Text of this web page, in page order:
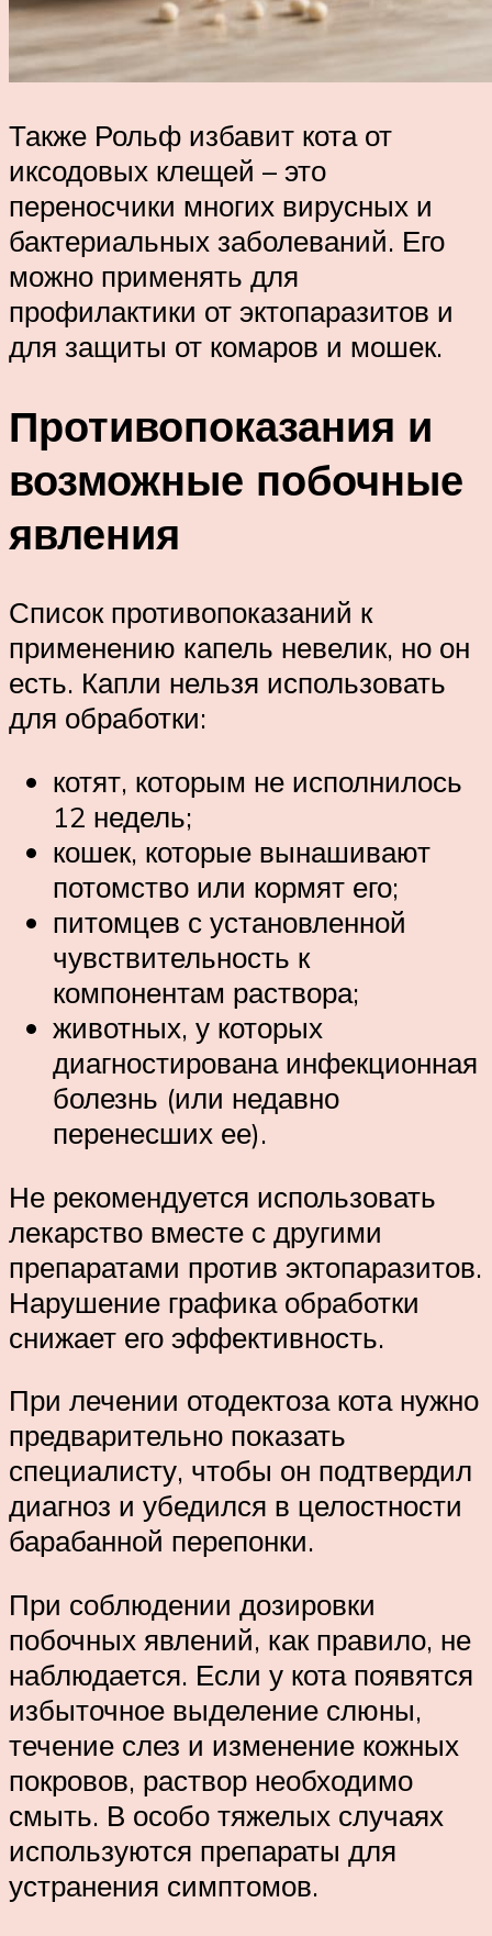
Также Рольф избавит кота от
иксодовых клещей – это
переносчики многих вирусных и
бактериальных заболеваний. Его
можно применять для
профилактики от эктопаразитов и
для защиты от комаров и мошек.
Противопоказания и
возможные побочные
явления
Список противопоказаний к
применению капель невелик, но он
есть. Капли нельзя использовать
для обработки:
котят, которым не исполнилось
12 недель;
кошек, которые вынашивают
потомство или кормят его;
питомцев с установленной
чувствительность к
компонентам раствора;
животных, у которых
диагностирована инфекционная
болезнь (или недавно
перенесших ее).
Не рекомендуется использовать
лекарство вместе с другими
препаратами против эктопаразитов.
Нарушение графика обработки
снижает его эффективность.
При лечении отодектоза кота нужно
предварительно показать
специалисту, чтобы он подтвердил
диагноз и убедился в целостности
барабанной перепонки.
При соблюдении дозировки
побочных явлений, как правило, не
наблюдается. Если у кота появятся
избыточное выделение слюны,
течение слез и изменение кожных
покровов, раствор необходимо
смыть. В особо тяжелых случаях
используются препараты для
устранения симптомов.